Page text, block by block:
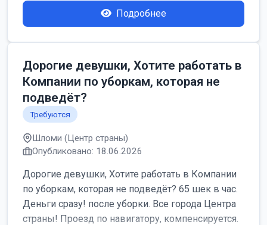
Подробнее
Дорогие девушки, Хотите работать в
Компании по уборкам, которая не
подведёт?
Требуются
Шломи (Центр страны)
Опубликовано: 18.06.2026
Дорогие девушки, Хотите работать в Компании
по уборкам, которая не подведёт? 65 шек в час.
Деньги сразу! после уборки. Все города Центра
страны! Проезд по навигатору, компенсируется.